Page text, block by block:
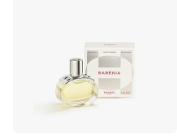
Название - А-Я